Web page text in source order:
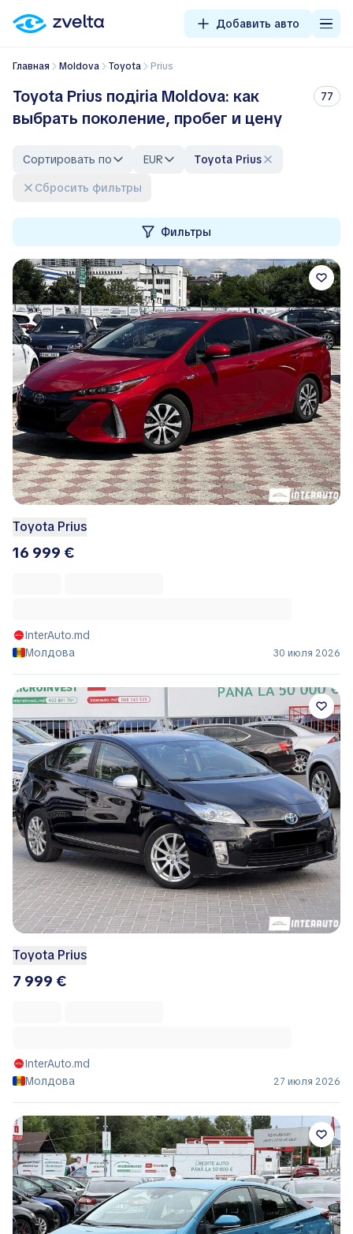
Добавить авто
Главная Moldova Toyota Prius
Toyota Prius подiria Moldova: как
выбрать поколение, пробег и цену
77
Сортировать по EUR
Toyota Prius
Сбросить фильтры
Фильтры
Toyota Prius
16 999 €
InterAuto.md
Молдова
30 июля 2026
Toyota Prius
7 999 €
InterAuto.md
Молдова
27 июля 2026